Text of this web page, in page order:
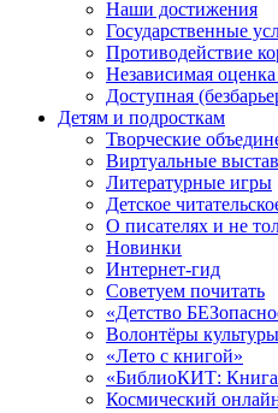
Наши достижения
Государственные
Противодействие
Независимая оценка
Доступная
Детям и подросткам
Творческие
Виртуальные
Литературные игры
Детское
О писателях и не
Новинки
Интернет-гид
Советуем почитать
«Детство
Волонтёры культуры
«Лето с книгой»
«БиблиоКИТ:
Космический